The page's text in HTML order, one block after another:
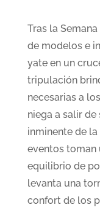
Tras la
de modelos e
yate en un
tripulación
necesarias a
niega a salir
inminente de
eventos toman
equilibrio de
levanta una
confort de los